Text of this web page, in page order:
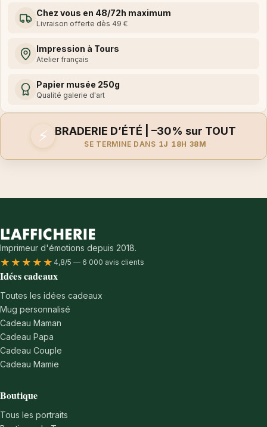
Chez vous en 48/72h maximum
Livraison offerte dès 49 €
Impression à Tours
Atelier français
Papier musée 250g
Qualité galerie d'art
⚡ BRADERIE D’ÉTÉ | –30% sur TOUT
SE TERMINE DANS 1J 18H 38M
Imprimeur d'émotions depuis 2018.
★★★★★ 4,8/5 — 6 000 avis clients
Idées cadeaux
Toutes les idées cadeaux
Mug personnalisé
Cadeau Maman
Cadeau Papa
Cadeau Couple
Cadeau Mamie
Boutique
Tous les portraits